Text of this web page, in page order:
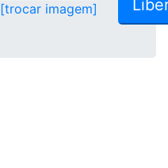
[trocar imagem]